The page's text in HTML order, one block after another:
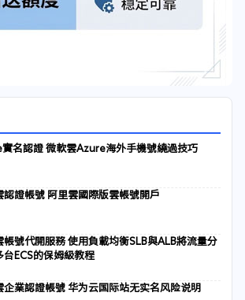
名認證 微軟雲Azure海外手機號繞過技巧
認證帳號 阿里雲國際版雲帳號開戶
帳號代開服務 使用負載均衡SLB與ALB將流量分
台ECS的保姆級教程
企業認證帳號 华为云国际站无实名风险说明